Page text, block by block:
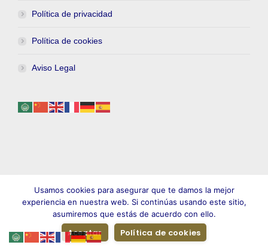
Política de privacidad
Política de cookies
Aviso Legal
2022 BioNutrición Vegetal, S.A.
Diseño web ICE
Usamos cookies para asegurar que te damos la mejor
experiencia en nuestra web. Si continúas usando este sitio,
asumiremos que estás de acuerdo con ello.
Aceptar Política de cookies